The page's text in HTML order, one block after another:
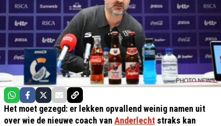
Het moet gezegd: er lekken opvallend weinig namen uit
over wie de nieuwe coach van Anderlecht straks kan